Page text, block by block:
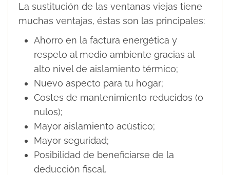
La sustitución de las ventanas viejas tiene
muchas ventajas, éstas son las principales:
Ahorro en la factura energética y
respeto al medio ambiente gracias al
alto nivel de aislamiento térmico;
Nuevo aspecto para tu hogar;
Costes de mantenimiento reducidos (o
nulos);
Mayor aislamiento acústico;
Mayor seguridad;
Posibilidad de beneficiarse de la
deducción fiscal.